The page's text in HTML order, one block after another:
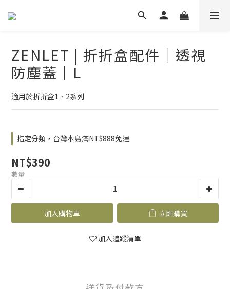
ZENLET | 折折盒配件｜透視
防塵蓋｜L
適用於折折盒1、2系列
指定分類，台灣本島滿NT$888免運
NT$390
數量
加入購物車 立即購買
加入追蹤清單